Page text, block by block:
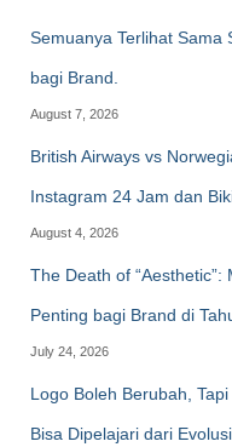
Semuanya Terlihat Sama
bagi Brand.
August 7, 2026
British Airways vs
Instagram 24 Jam dan
August 4, 2026
The Death of
Penting bagi Brand di
July 24, 2026
Logo Boleh Berubah,
Bisa Dipelajari dari